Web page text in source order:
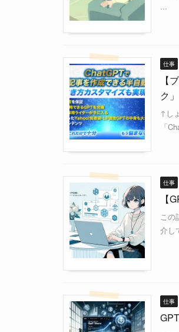
...
仕事
【
ク
↑し
「
仕事
【
この
介し
仕事